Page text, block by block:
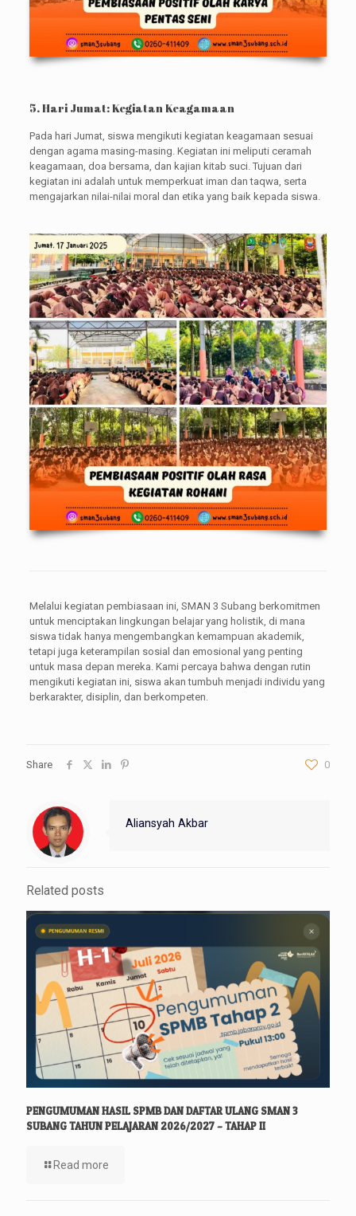
5. Hari Jumat: Kegiatan Keagamaan
Pada hari Jumat, siswa mengikuti kegiatan keagamaan sesuai
dengan agama masing-masing. Kegiatan ini meliputi ceramah
keagamaan, doa bersama, dan kajian kitab suci. Tujuan dari
kegiatan ini adalah untuk memperkuat iman dan taqwa, serta
mengajarkan nilai-nilai moral dan etika yang baik kepada siswa.
Melalui kegiatan pembiasaan ini, SMAN 3 Subang berkomitmen
untuk menciptakan lingkungan belajar yang holistik, di mana
siswa tidak hanya mengembangkan kemampuan akademik,
tetapi juga keterampilan sosial dan emosional yang penting
untuk masa depan mereka. Kami percaya bahwa dengan rutin
mengikuti kegiatan ini, siswa akan tumbuh menjadi individu yang
berkarakter, disiplin, dan berkompeten.
Share 0
Aliansyah Akbar
Related posts
PENGUMUMAN HASIL SPMB DAN DAFTAR ULANG SMAN 3
SUBANG TAHUN PELAJARAN 2026/2027 – TAHAP II
Read more